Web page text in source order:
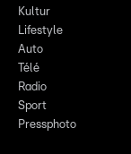
Kultur
Lifestyle
Auto
Télé
Radio
Sport
Pressphoto